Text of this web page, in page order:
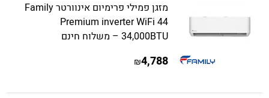
מזגן פמילי פרימיום אינוורטר Family
Premium inverter WiFi 44
34,000BTU – משלוח חינם
4,788
₪